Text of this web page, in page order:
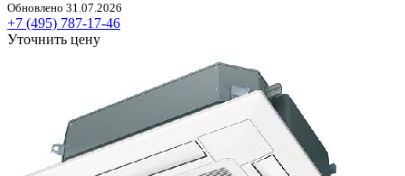
Обновлено 31.07.2026
+7 (495) 787-17-46
Уточнить цену